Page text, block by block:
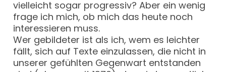
vielleicht sogar progressiv? Aber ein wenig
frage ich mich, ob mich das heute noch
interessieren muss.
Wer gebildeter ist als ich, wem es leichter
fällt, sich auf Texte einzulassen, die nicht in
unserer gefühlten Gegenwart entstanden